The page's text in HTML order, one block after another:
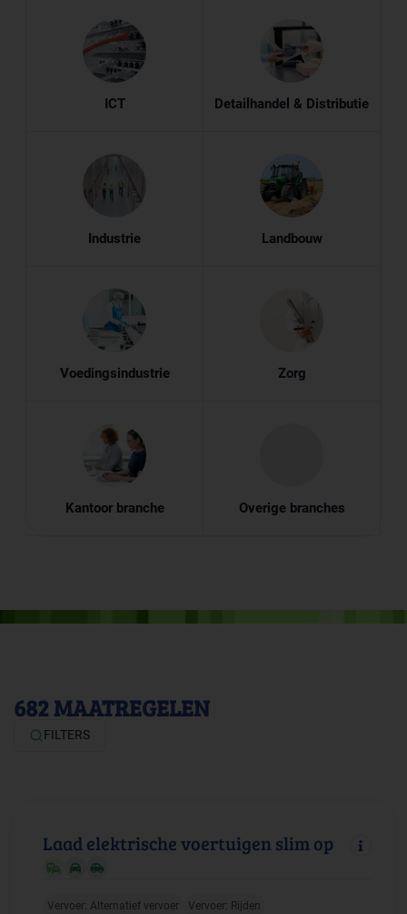
ICT Detailhandel & Distributie
Industrie Landbouw
Voedingsindustrie Zorg
Kantoor branche Overige branches
682 MAATREGELEN
FILTERS
Laad elektrische voertuigen slim op
Vervoer: Alternatief vervoer Vervoer: Rijden